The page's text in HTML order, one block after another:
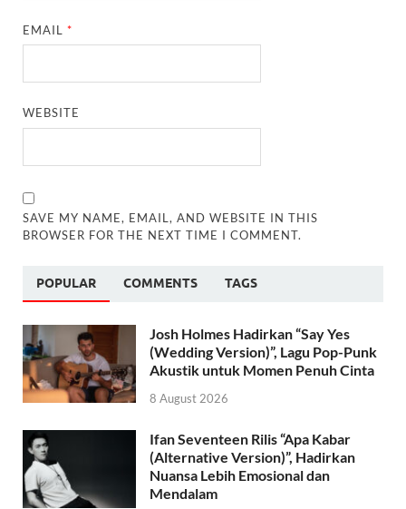
EMAIL*
WEBSITE
SAVE MY NAME, EMAIL, AND WEBSITE IN THIS
BROWSER FOR THE NEXT TIME I COMMENT.
POPULAR COMMENTS TAGS
Josh Holmes Hadirkan “Say Yes
(Wedding Version)”, Lagu Pop-Punk
Akustik untuk Momen Penuh Cinta
8 August 2026
Ifan Seventeen Rilis “Apa Kabar
(Alternative Version)”, Hadirkan
Nuansa Lebih Emosional dan
Mendalam